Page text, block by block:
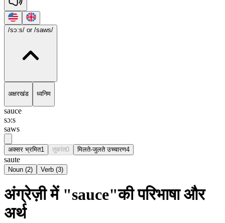
/sɔ:s/ or /saws/
अक्षरखंड ध्वनिम
sauce
sɔ:s
saws
अक्सर भ्रमित1 तुकांत0 मिलते-जुलते उच्चारण4
saute
Noun (2) Verb (3)
अंग्रेज़ी में "sauce"की परिभाषा और
अर्थ